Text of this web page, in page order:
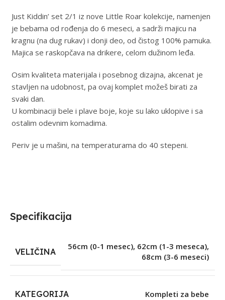
Just Kiddin’ set 2/1 iz nove Little Roar kolekcije, namenjen
je bebama od rođenja do 6 meseci, a sadrži majicu na
kragnu (na dug rukav) i donji deo, od čistog 100% pamuka.
Majica se raskopčava na drikere, celom dužinom leđa.
Osim kvaliteta materijala i posebnog dizajna, akcenat je
stavljen na udobnost, pa ovaj komplet možeš birati za
svaki dan.
U kombinaciji bele i plave boje, koje su lako uklopive i sa
ostalim odevnim komadima.
Periv je u mašini, na temperaturama do 40 stepeni.
Specifikacija
VELIČINA
56cm (0-1 mesec), 62cm (1-3 meseca),
68cm (3-6 meseci)
KATEGORIJA Kompleti za bebe